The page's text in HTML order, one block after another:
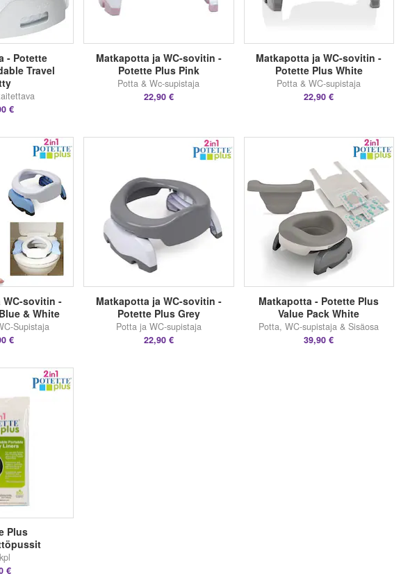
- Potette
Travel
€
Matkapotta ja WC-sovitin -
Potette Plus Pink
Potta & Wc-supistaja
22,90 €
Matkapotta ja WC-sovitin -
Potette Plus White
Potta & WC-supistaja
22,90 €
WC-sovitin -
& White
Supistaja
€
Matkapotta ja WC-sovitin -
Potette Plus Grey
Potta ja WC-supistaja
22,90 €
Matkapotta - Potette Plus
Value Pack White
Potta, WC-supistaja & Sisäosa
39,90 €
Plus
€